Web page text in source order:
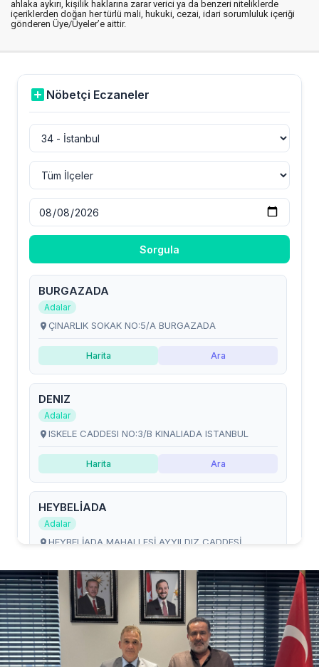
ahlaka aykırı, kişilik haklarına zarar verici ya da benzeri niteliklerde
içeriklerden doğan her türlü mali, hukuki, cezai, idari sorumluluk içeriği
gönderen Üye/Üyeler’e aittir.